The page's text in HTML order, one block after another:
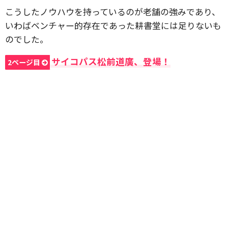
こうしたノウハウを持っているのが老舗の強みであり、
いわばベンチャー的存在であった耕書堂には足りないも
のでした。
2ページ目 サイコパス松前道廣、登場！